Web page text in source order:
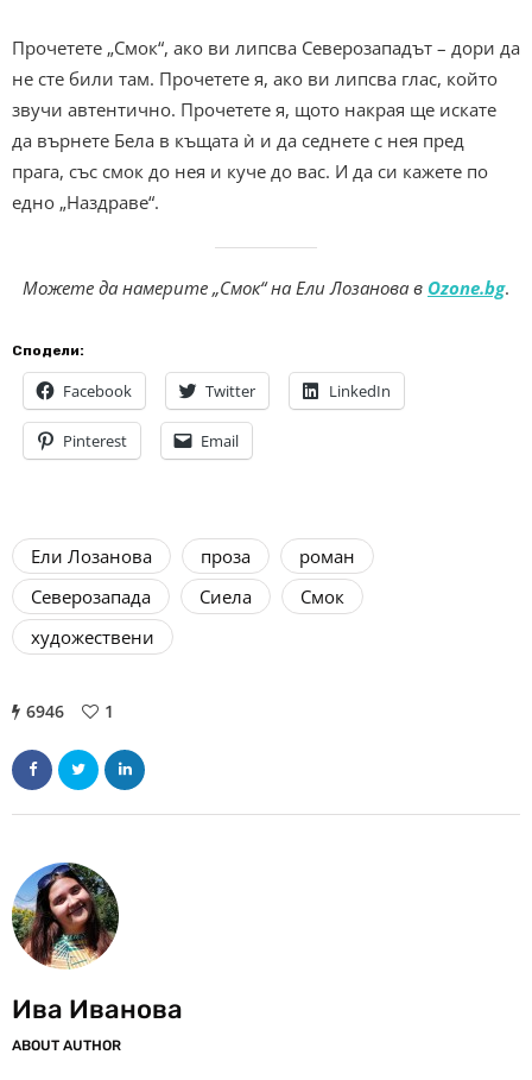
Прочетете „Смок“, ако ви липсва Северозападът – дори да
не сте били там. Прочетете я, ако ви липсва глас, който
звучи автентично. Прочетете я, щото накрая ще искате
да върнете Бела в къщата ѝ и да седнете с нея пред
прага, със смок до нея и куче до вас. И да си кажете по
едно „Наздраве“.
Можете да намерите „Смок“ на Ели Лозанова в Ozone.bg.
Сподели:
Facebook Twitter LinkedIn
Pinterest Email
Ели Лозанова проза
роман
Северозапада
Сиела
Смок
художествени
6946 1
Ива Иванова
ABOUT AUTHOR